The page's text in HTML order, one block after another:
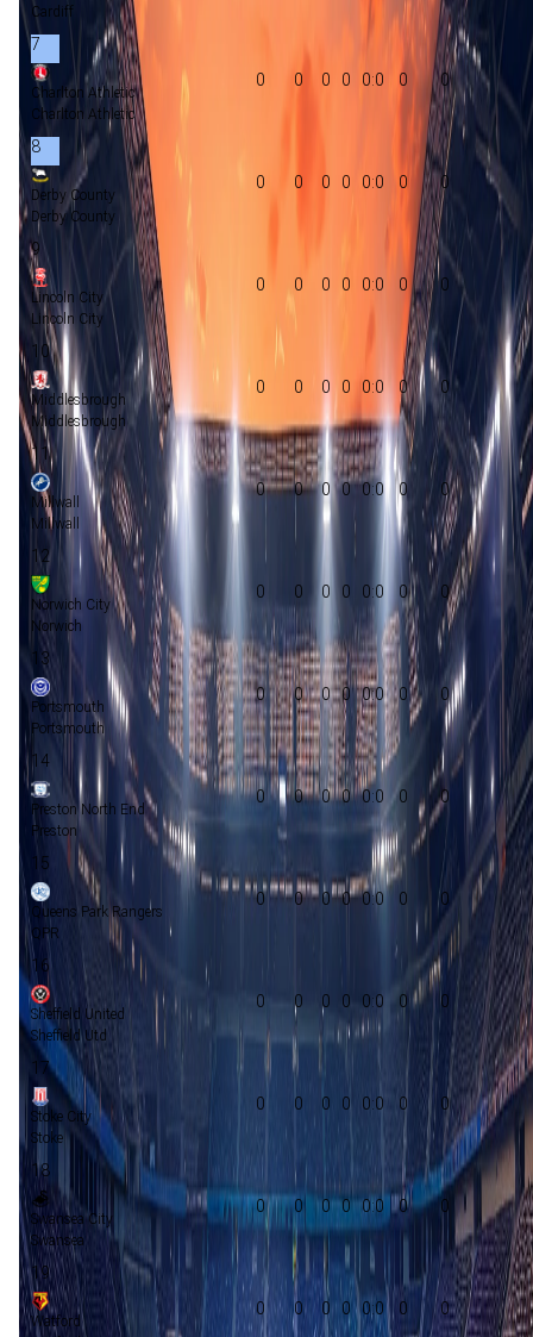
Cardiff
7
Charlton Athletic
Charlton Athletic
0 0 0 0 0:0 0 0
8
Derby County
Derby County
0 0 0 0 0:0 0 0
9
Lincoln City
Lincoln City
0 0 0 0 0:0 0 0
10
Middlesbrough
Middlesbrough
0 0 0 0 0:0 0 0
11
Millwall
Millwall
0 0 0 0 0:0 0 0
12
Norwich City
Norwich
0 0 0 0 0:0 0 0
13
Portsmouth
Portsmouth
0 0 0 0 0:0 0 0
14
Preston North End
Preston
0 0 0 0 0:0 0 0
15
Queens Park Rangers
QPR
0 0 0 0 0:0 0 0
16
Sheffield United
Sheffield Utd
0 0 0 0 0:0 0 0
17
Stoke City
Stoke
0 0 0 0 0:0 0 0
18
Swansea City
Swansea
0 0 0 0 0:0 0 0
19
Watford
0 0 0 0 0:0 0 0